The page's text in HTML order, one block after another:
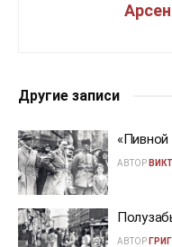
Другие записи
«Пивной
АВТОР
АВТОР